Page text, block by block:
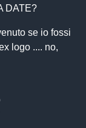
DATE?
se io fossi
logo .... no,